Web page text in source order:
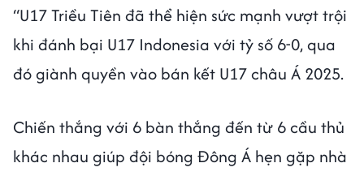
“U17 Triều Tiên đã thể hiện sức mạnh vượt trội
khi đánh bại U17 Indonesia với tỷ số 6-0, qua
đó giành quyền vào bán kết U17 châu Á 2025.
Chiến thắng với 6 bàn thắng đến từ 6 cầu thủ
khác nhau giúp đội bóng Đông Á hẹn gặp nhà